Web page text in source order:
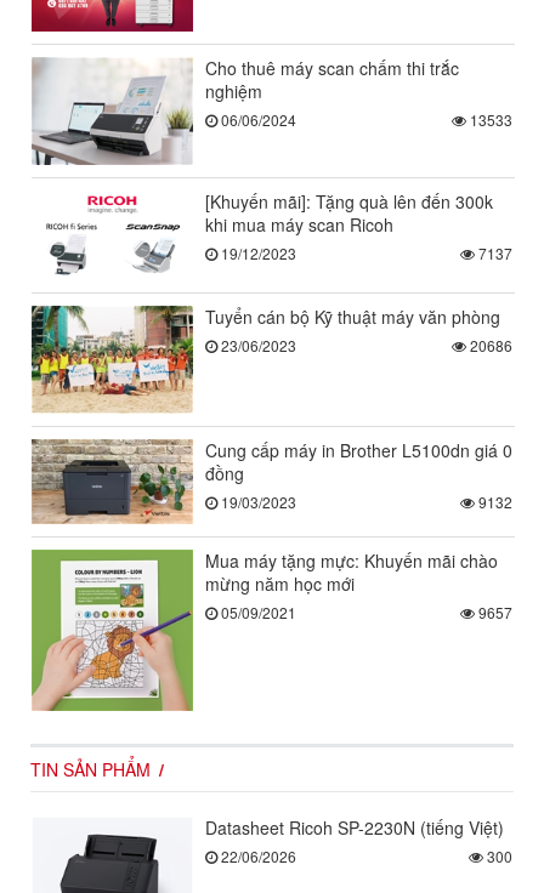
Cho thuê máy scan chấm thi trắc
nghiệm
06/06/2024 13533
[Khuyến mãi]: Tặng quà lên đến 300k
khi mua máy scan Ricoh
19/12/2023 7137
Tuyển cán bộ Kỹ thuật máy văn phòng
23/06/2023 20686
Cung cấp máy in Brother L5100dn giá 0
đồng
19/03/2023 9132
Mua máy tặng mực: Khuyến mãi chào
mừng năm học mới
05/09/2021 9657
TIN SẢN PHẨM
Datasheet Ricoh SP-2230N (tiếng Việt)
22/06/2026 300